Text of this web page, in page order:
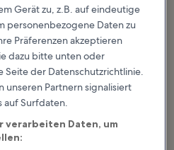
Gerät zu, z.B. auf eindeutige
personenbezogene Daten zu
Präferenzen akzeptieren
dazu bitte unten oder
Seite der Datenschutzrichtlinie.
unseren Partnern signalisiert
auf Surfdaten.
verarbeiten Daten, um